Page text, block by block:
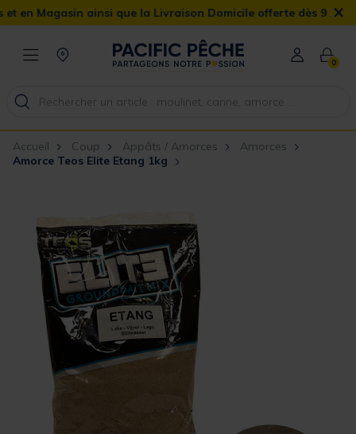
ainsi que la Livraison Domicile offerte dès 90€ ×
0
Accueil Coup Appâts / Amorces
Amorces
Amorce Teos Elite Etang 1kg